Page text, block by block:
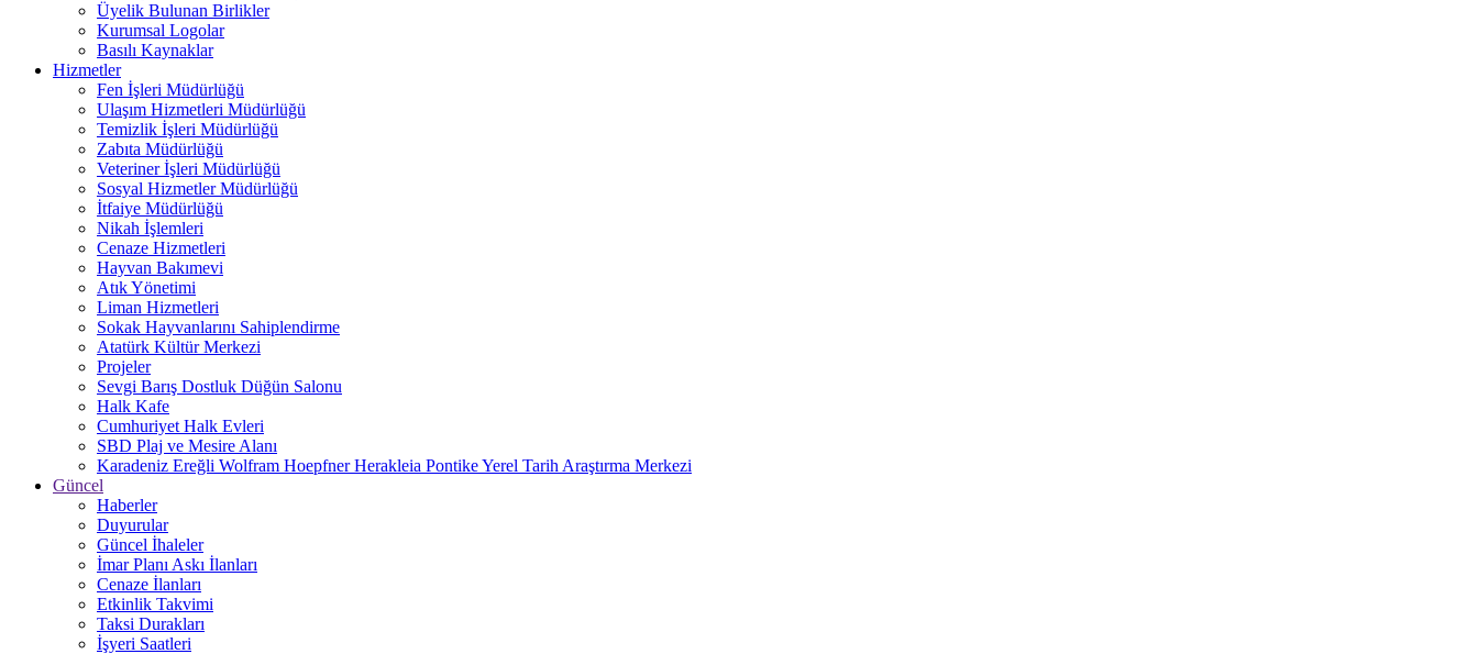
Üyelik Bulunan Birlikler
Kurumsal Logolar
Basılı Kaynaklar
Hizmetler
Fen İşleri Müdürlüğü
Ulaşım Hizmetleri Müdürlüğü
Temizlik İşleri Müdürlüğü
Zabıta Müdürlüğü
Veteriner İşleri Müdürlüğü
Sosyal Hizmetler Müdürlüğü
İtfaiye Müdürlüğü
Nikah İşlemleri
Cenaze Hizmetleri
Hayvan Bakımevi
Atık Yönetimi
Liman Hizmetleri
Sokak Hayvanlarını Sahiplendirme
Atatürk Kültür Merkezi
Projeler
Sevgi Barış Dostluk Düğün Salonu
Halk Kafe
Cumhuriyet Halk Evleri
SBD Plaj ve Mesire Alanı
Karadeniz Ereğli Wolfram Hoepfner Herakleia Pontike Yerel Tarih Araştırma Merkezi
Güncel
Haberler
Duyurular
Güncel İhaleler
İmar Planı Askı İlanları
Cenaze İlanları
Etkinlik Takvimi
Taksi Durakları
İşyeri Saatleri